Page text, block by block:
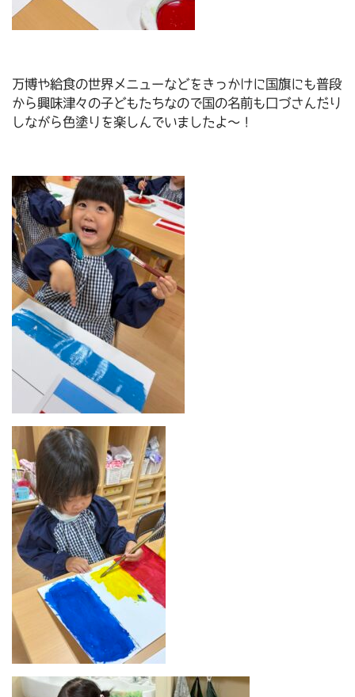
万博や給食の世界メニューなどをきっかけに国旗にも普段
から興味津々の子どもたちなので国の名前も口づさんだり
しながら色塗りを楽しんでいましたよ～！